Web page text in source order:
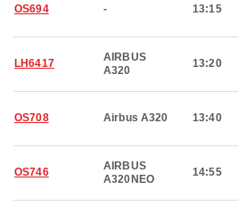
OS694 - 13:15
LH6417
AIRBUS
A320
13:20
OS708 Airbus A320 13:40
OS746
AIRBUS
A320NEO
14:55